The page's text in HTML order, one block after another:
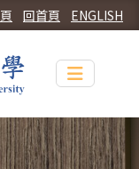
ENGLISH
回首頁
Toggle